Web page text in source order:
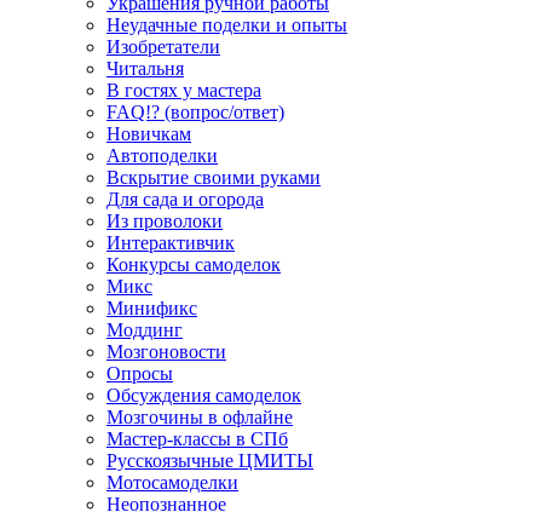
Неудачные поделки и опыты
Изобретатели
Читальня
В гостях у мастера
FAQ!? (вопрос/ответ)
Новичкам
Автоподелки
Вскрытие своими руками
Для сада и огорода
Из проволоки
Интерактивчик
Конкурсы самоделок
Микс
Минификс
Моддинг
Мозгоновости
Опросы
Обсуждения самоделок
Мозгочины в офлайне
Мастер-классы в СПб
Русскоязычные ЦМИТЫ
Мотосамоделки
Неопознанное